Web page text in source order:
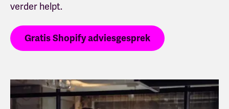
verder helpt.
Gratis Shopify adviesgesprek